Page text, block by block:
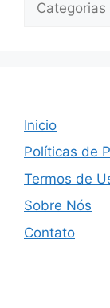
Inicio
Políticas de
Termos de
Sobre Nós
Contato